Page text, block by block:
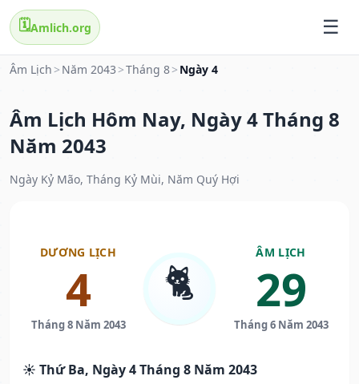
🗓️Amlich.org
Âm Lịch > Năm 2043 >Tháng 8> Ngày 4
Âm Lịch Hôm Nay, Ngày 4 Tháng 8
Năm 2043
Ngày Kỷ Mão, Tháng Kỷ Mùi, Năm Quý Hợi
DƯƠNG LỊCH
4
Tháng 8 Năm 2043
🐈
ÂM LỊCH
29
Tháng 6 Năm 2043
☀️ Thứ Ba, Ngày 4 Tháng 8 Năm 2043